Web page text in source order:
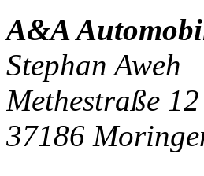
A&A
Stephan Aweh
Methestraße
37186